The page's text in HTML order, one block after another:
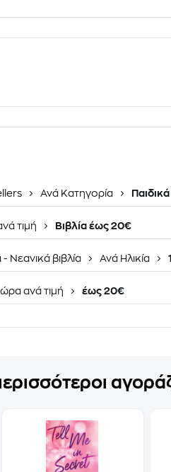
Ανά Κατηγορία Παιδικά
τιμή Βιβλία έως 20€
- Νεανικά βιβλία Ανά Ηλικία
ανά τιμή έως 20€